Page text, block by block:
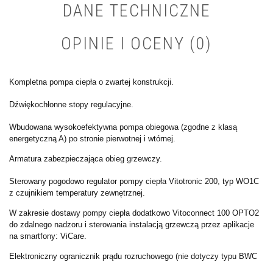
DANE TECHNICZNE
OPINIE I OCENY (0)
Kompletna pompa ciepła o zwartej konstrukcji.
Dźwiękochłonne stopy regulacyjne.
Wbudowana wysokoefektywna pompa obiegowa (zgodne z klasą
energetyczną A) po stronie pierwotnej i wtórnej.
Armatura zabezpieczająca obieg grzewczy.
Sterowany pogodowo regulator pompy ciepła Vitotronic 200, typ WO1C
z czujnikiem temperatury zewnętrznej.
W zakresie dostawy pompy ciepła dodatkowo Vitoconnect 100 OPTO2
do zdalnego nadzoru i sterowania instalacją grzewczą przez aplikacje
na smartfony: ViCare.
Elektroniczny ogranicznik prądu rozruchowego (nie dotyczy typu BWC